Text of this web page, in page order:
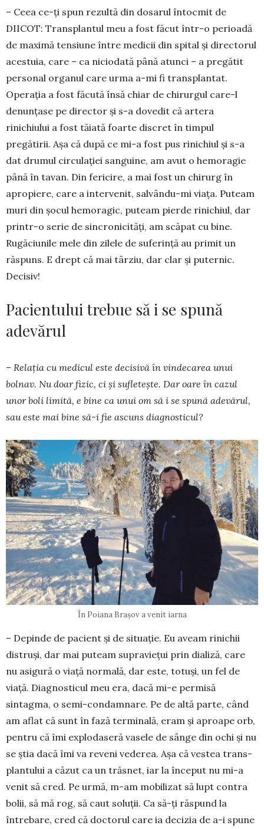
– Ceea ce-ți spun rezultă din dosarul întocmit de
DIICOT: Transplantul meu a fost făcut într-o perioadă
de maximă tensiune între medicii din spital și directorul
acestuia, care – ca niciodată până atunci – a pregătit
personal organul care ur­ma a-mi fi transplantat.
Operația a fost făcută însă chiar de chirurgul care-l
denunțase pe direc­tor și s-a dovedit că artera
rinichiului a fost tăiată foarte discret în timpul
pregătirii. Așa că după ce mi-a fost pus ri­nichiul și s-a
dat drumul circu­la­ției sanguine, am avut o hemoragie
până în tavan. Din fericire, a mai fost un chirurg în
apro­piere, care a intervenit, sal­vându-mi viața. Pu­team
muri din șocul hemoragic, puteam pier­de rinichiul, dar
printr-o serie de sin­cronicități, am scă­pat cu bine.
Rugăciunile mele din zilele de sufe­rință au primit un
răspuns. E drept că mai târziu, dar clar și puternic.
Decisiv!
Pacientului trebue să i se spună
adevărul
– Relația cu medicul este decisivă în vinde­carea unui
bolnav. Nu doar fizic, ci și sufle­tește. Dar oare în cazul
unor boli limită, e bine ca unui om să i se spună adevărul,
sau este mai bine să-i fie ascuns diagnosticul?
În Poiana Brașov a venit iarna
– Depinde de pacient și de situație. Eu aveam rinichii
distruși, dar mai puteam supraviețui prin dializă, care
nu asigură o viață normală, dar este, totuși, un fel de
viață. Diagnosticul meu era, dacă mi-e permisă
sintagma, o semi-condamnare. Pe de altă parte, când
am aflat că sunt în fază ter­minală, eram și aproape orb,
pentru că îmi explodaseră vasele de sânge din ochi și nu
se știa dacă îmi va reveni vederea. Așa că vestea trans­
plantului a căzut ca un trăsnet, iar la început nu mi-a
venit să cred. Pe urmă, m-am mobilizat să lupt contra
bolii, să mă rog, să caut soluții. Ca să-ți răspund la
întrebare, cred că doctorul care ia decizia de a-i spune